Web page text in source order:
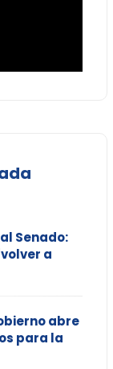
Senado:
a
abre
para la